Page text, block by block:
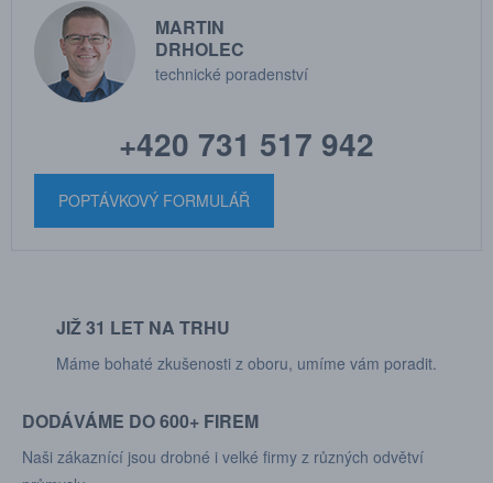
MARTIN
DRHOLEC
technické poradenství
+420 731 517 942
POPTÁVKOVÝ FORMULÁŘ
JIŽ 31 LET NA TRHU
Máme bohaté zkušenosti z oboru, umíme vám poradit.
DODÁVÁME DO 600+ FIREM
Naši zákaznící jsou drobné i velké firmy z různých odvětví